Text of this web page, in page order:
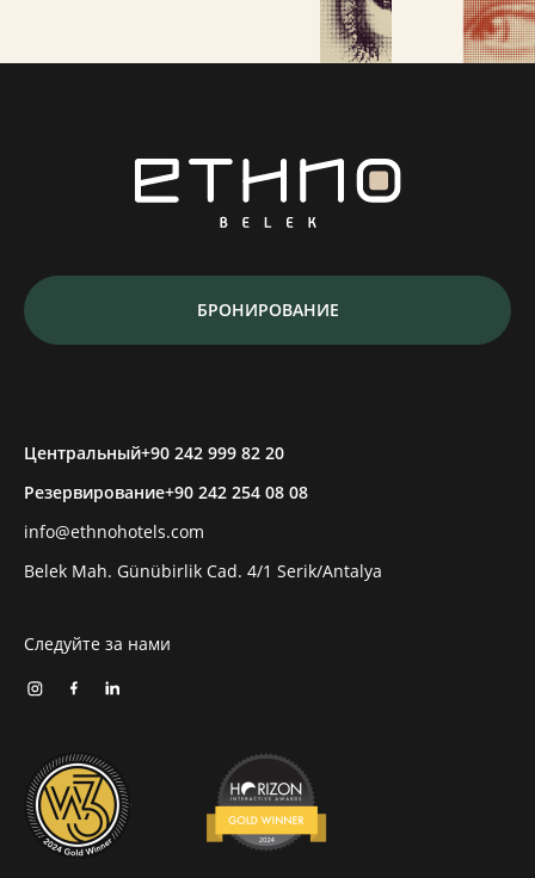
БРОНИРОВАНИЕ
Центральный+90 242 999 82 20
Резервирование+90 242 254 08 08
info@ethnohotels.com
Belek Mah. Günübirlik Cad. 4/1 Serik/Antalya
Следуйте за нами